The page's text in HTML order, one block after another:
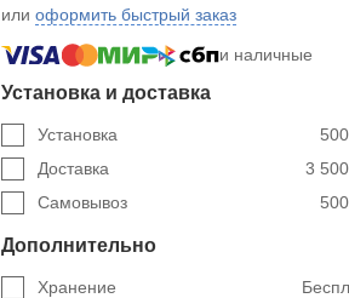
илиоформить быстрый заказ
и наличные
Установка и доставка
Установка
3
Доставка
Самовывоз
Дополнительно
Хранение